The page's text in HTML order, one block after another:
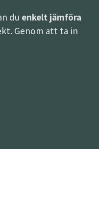
du enkelt jämföra
Genom att ta in